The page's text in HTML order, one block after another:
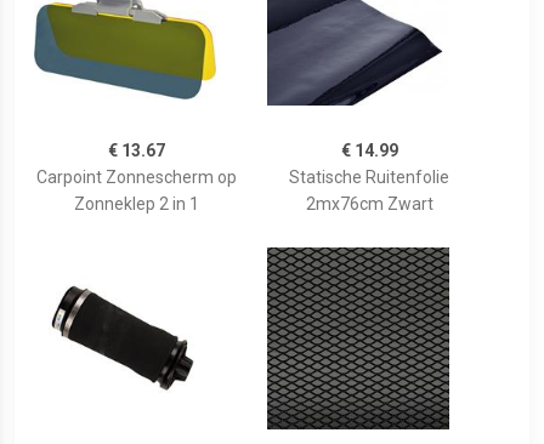
€ 13.67
Carpoint Zonnescherm op
Zonneklep 2 in 1
€ 14.99
Statische Ruitenfolie
2mx76cm Zwart